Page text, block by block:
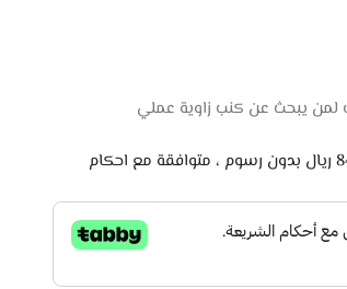
اشتري الان وادفع لاحقًا على 4 دفعات بقيمة 847.5 ريال بدون رسوم ، متوافقة مع احكام